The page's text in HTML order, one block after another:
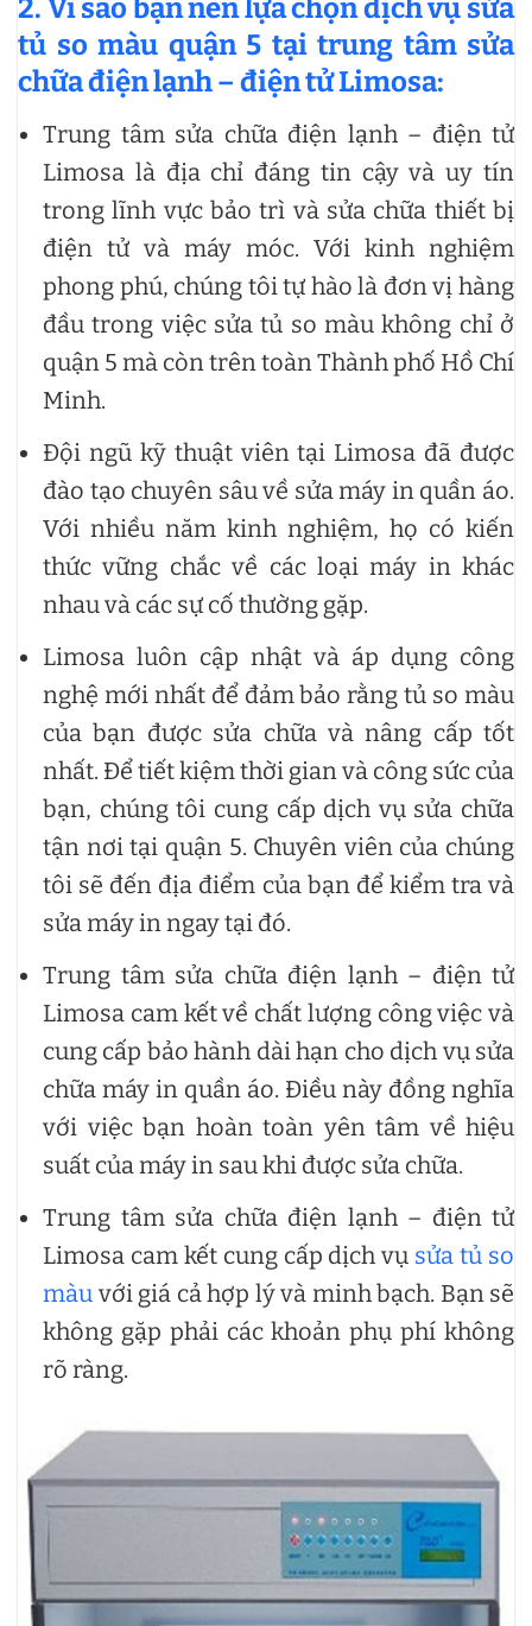
2. Vì sao bạn nên lựa chọn dịch vụ sửa
tủ so màu quận 5 tại trung tâm sửa
chữa điện lạnh – điện tử Limosa:
Trung tâm sửa chữa điện lạnh – điện tử
Limosa là địa chỉ đáng tin cậy và uy tín
trong lĩnh vực bảo trì và sửa chữa thiết bị
điện tử và máy móc. Với kinh nghiệm
phong phú, chúng tôi tự hào là đơn vị hàng
đầu trong việc sửa tủ so màu không chỉ ở
quận 5 mà còn trên toàn Thành phố Hồ Chí
Minh.
Đội ngũ kỹ thuật viên tại Limosa đã được
đào tạo chuyên sâu về sửa máy in quần áo.
Với nhiều năm kinh nghiệm, họ có kiến
thức vững chắc về các loại máy in khác
nhau và các sự cố thường gặp.
Limosa luôn cập nhật và áp dụng công
nghệ mới nhất để đảm bảo rằng tủ so màu
của bạn được sửa chữa và nâng cấp tốt
nhất. Để tiết kiệm thời gian và công sức của
bạn, chúng tôi cung cấp dịch vụ sửa chữa
tận nơi tại quận 5. Chuyên viên của chúng
tôi sẽ đến địa điểm của bạn để kiểm tra và
sửa máy in ngay tại đó.
Trung tâm sửa chữa điện lạnh – điện tử
Limosa cam kết về chất lượng công việc và
cung cấp bảo hành dài hạn cho dịch vụ sửa
chữa máy in quần áo. Điều này đồng nghĩa
với việc bạn hoàn toàn yên tâm về hiệu
suất của máy in sau khi được sửa chữa.
Trung tâm sửa chữa điện lạnh – điện tử
Limosa cam kết cung cấp dịch vụ sửa tủ so
màu với giá cả hợp lý và minh bạch. Bạn sẽ
không gặp phải các khoản phụ phí không
rõ ràng.